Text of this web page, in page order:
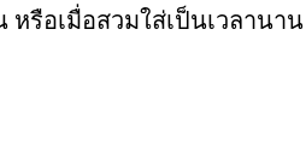
รือเมื่อสวมใส่เป็นเวลานาน